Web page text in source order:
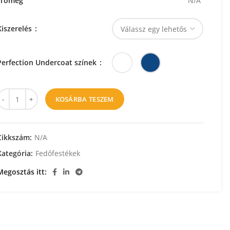
Undercoat színek
KOSÁRBA TESZEM
N/A
Fedőfestékek
itt